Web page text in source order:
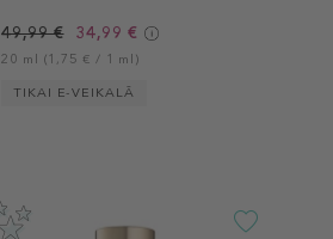
49,99 € 34,99 €
20 ml (1,75 € / 1 ml)
TIKAI E-VEIKALĀ